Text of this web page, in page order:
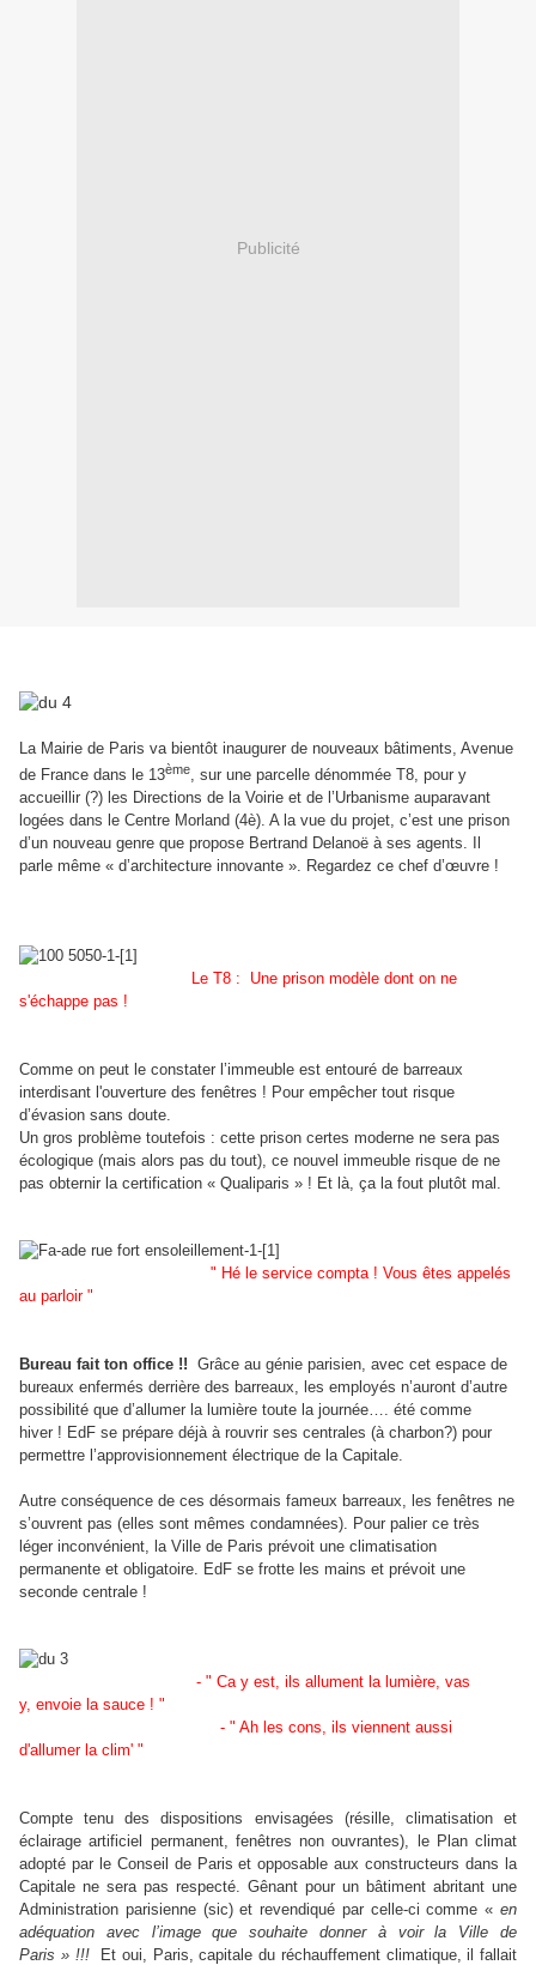
Publicité
La Mairie de Paris va bientôt inaugurer de nouveaux bâtiments, Avenue
de France dans le 13ème
, sur une parcelle dénommée T8, pour y
accueillir (?) les Directions de la Voirie et de l’Urbanisme auparavant
logées dans le Centre Morland (4è). A la vue du projet, c’est une prison
d’un nouveau genre que propose Bertrand Delanoë à ses agents. Il
parle même « d’architecture innovante ». Regardez ce chef d’œuvre !
Le T8 : Une prison modèle dont on ne
s'échappe pas !
Comme on peut le constater l’immeuble est entouré de barreaux
interdisant l'ouverture des fenêtres ! Pour empêcher tout risque
d’évasion sans doute.
Un gros problème toutefois : cette prison certes moderne ne sera pas
écologique (mais alors pas du tout), ce nouvel immeuble risque de ne
pas obternir la certification « Qualiparis » ! Et là, ça la fout plutôt mal.
" Hé le service compta ! Vous êtes appelés
au parloir "
Bureau fait ton office !! Grâce au génie parisien, avec cet espace de
bureaux enfermés derrière des barreaux, les employés n’auront d’autre
possibilité que d’allumer la lumière toute la journée…. été comme
hiver ! EdF se prépare déjà à rouvrir ses centrales (à charbon?) pour
permettre l’approvisionnement électrique de la Capitale.
Autre conséquence de ces désormais fameux barreaux, les fenêtres ne
s’ouvrent pas (elles sont mêmes condamnées). Pour palier ce très
léger inconvénient, la Ville de Paris prévoit une climatisation
permanente et obligatoire. EdF se frotte les mains et prévoit une
seconde centrale !
- " Ca y est, ils allument la lumière, vas
y, envoie la sauce ! "
- " Ah les cons, ils viennent aussi
d'allumer la clim' "
Compte tenu des dispositions envisagées (résille, climatisation et
éclairage artificiel permanent, fenêtres non ouvrantes), le Plan climat
adopté par le Conseil de Paris et opposable aux constructeurs dans la
Capitale ne sera pas respecté. Gênant pour un bâtiment abritant une
Administration parisienne (sic) et revendiqué par celle-ci comme « en
adéquation avec l’image que souhaite donner à voir la Ville de
Paris » !!!
Et oui, Paris, capitale du réchauffement climatique, il fallait